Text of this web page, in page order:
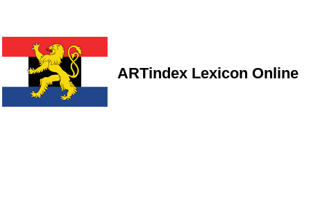
ARTindex Lexicon Online